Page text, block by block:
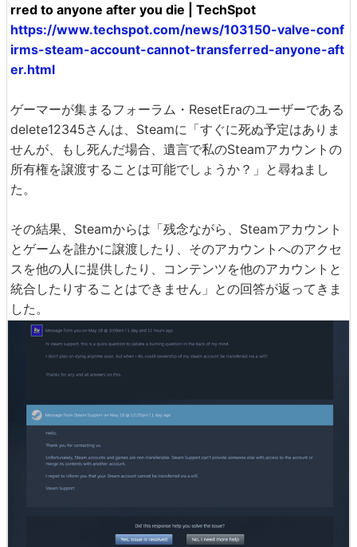
rred to anyone after you die | TechSpot
https://www.techspot.com/news/103150-valve-conf
irms-steam-account-cannot-transferred-anyone-aft
er.html
ゲーマーが集まるフォーラム・ResetEraのユーザーである
delete12345さんは、Steamに「すぐに死ぬ予定はありま
せんが、もし死んだ場合、遺言で私のSteamアカウントの
所有権を譲渡することは可能でしょうか？」と尋ねまし
た。
その結果、Steamからは「残念ながら、Steamアカウント
とゲームを誰かに譲渡したり、そのアカウントへのアクセ
スを他の人に提供したり、コンテンツを他のアカウントと
統合したりすることはできません」との回答が返ってきま
した。